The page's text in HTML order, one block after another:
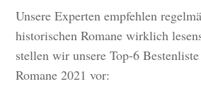
Unsere Experten empfehlen
historischen Romane wirklich
stellen wir unsere Top-6
Romane 2021 vor: